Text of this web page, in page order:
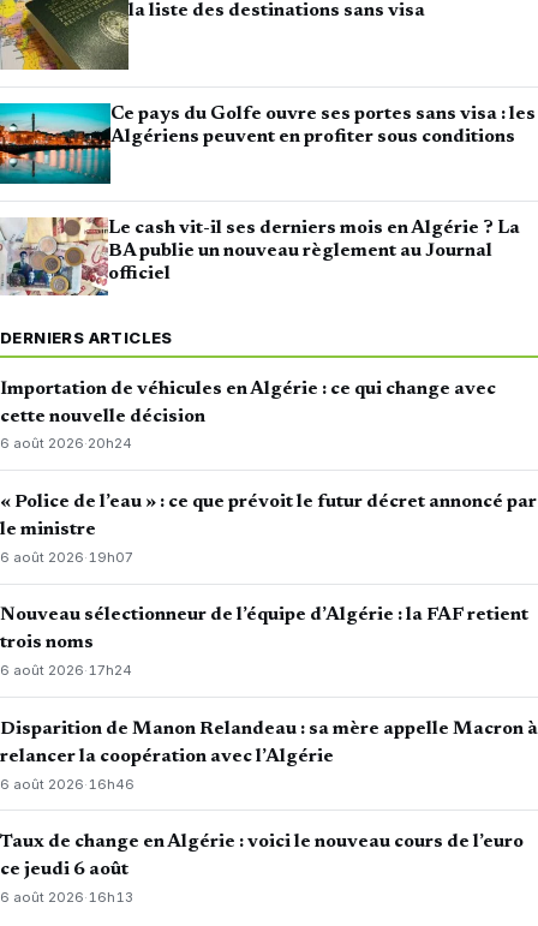
la liste des destinations sans visa
Ce pays du Golfe ouvre ses portes sans visa : les
Algériens peuvent en profiter sous conditions
Le cash vit-il ses derniers mois en Algérie ? La
BA publie un nouveau règlement au Journal
officiel
DERNIERS ARTICLES
Importation de véhicules en Algérie : ce qui change avec
cette nouvelle décision
6 août 2026·20h24
« Police de l’eau » : ce que prévoit le futur décret annoncé par
le ministre
6 août 2026·19h07
Nouveau sélectionneur de l’équipe d’Algérie : la FAF retient
trois noms
6 août 2026·17h24
Disparition de Manon Relandeau : sa mère appelle Macron à
relancer la coopération avec l’Algérie
6 août 2026· 16h46
Taux de change en Algérie : voici le nouveau cours de l’euro
ce jeudi 6 août
6 août 2026·16h13